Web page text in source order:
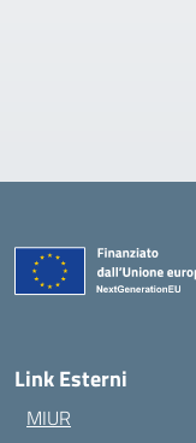
Link Esterni
MIUR